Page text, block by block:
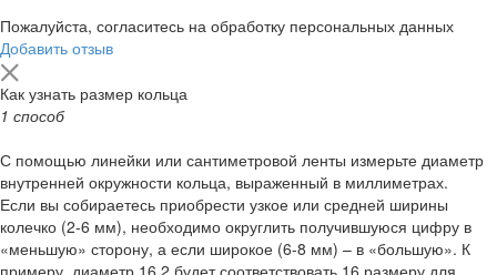
Пожалуйста, согласитесь на обработку персональных данных
Добавить отзыв
Как узнать размер кольца
1 способ
С помощью линейки или сантиметровой ленты измерьте диаметр
внутренней окружности кольца, выраженный в миллиметрах.
Если вы собираетесь приобрести узкое или средней ширины
колечко (2-6 мм), необходимо округлить получившуюся цифру в
«меньшую» сторону, а если широкое (6-8 мм) – в «большую». К